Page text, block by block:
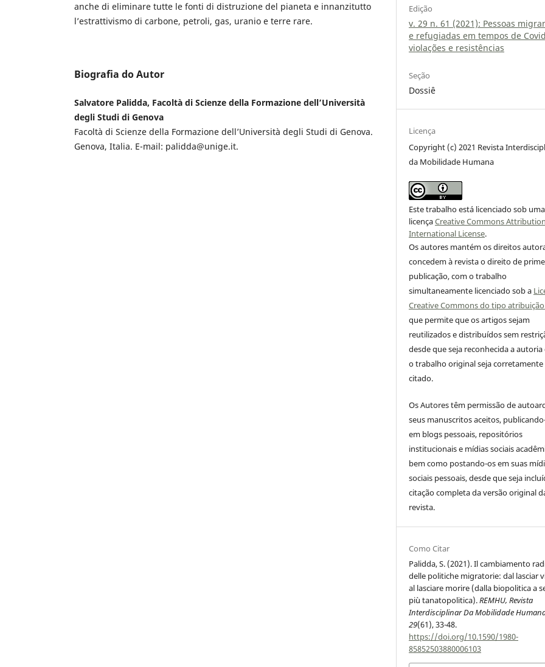
anche di eliminare tutte le fonti di distruzione del pianeta e innanzitutto
l’estrattivismo di carbone, petroli, gas, uranio e terre rare.
Biografia do Autor
Salvatore Palidda, Facoltà di Scienze della Formazione dell’Università
degli Studi di Genova
Facoltà di Scienze della Formazione dell’Università degli Studi di Genova.
Genova, Italia. E-mail: palidda@unige.it.
Edição
v. 29 n. 61 (2021): Pessoas
e refugiadas em tempos de
violações e resistências
Seção
Dossiê
Licença
Copyright (c) 2021 Revista
da Mobilidade Humana
Este trabalho está licenciado sob uma
licençaCreative Commons
International License.
Os autores mantém os direitos
concedem à revista o direito de
publicação, com o trabalho
simultaneamente licenciado sob a
Creative Commons do tipo atribuição
que permite que os artigos sejam
reutilizados e distribuídos sem
desde que seja reconhecida a autoria
o trabalho original seja corretamente
citado.
Os Autores têm permissão de
seus manuscritos aceitos,
em blogs pessoais, repositórios
institucionais e mídias sociais
bem como postando-os em suas
sociais pessoais, desde que seja
citação completa da versão original
revista.
Como Citar
Palidda, S. (2021). Il cambiamento
delle politiche migratorie: dal lasciar
al lasciare morire (dalla biopolitica a
più tanatopolitica).REMHU, Revista
Interdisciplinar Da Mobilidade
29(61), 33-48.
https://doi.org/10.1590/1980-
85852503880006103